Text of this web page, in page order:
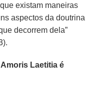
existam maneiras
aspectos da doutrina
decorrem dela”
Laetitia é